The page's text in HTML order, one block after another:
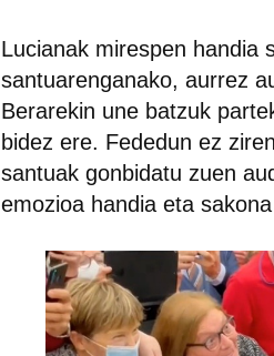
Lucianak mirespen handia
santuarenganako, aurrez
Berarekin une batzuk
bidez ere. Fededun ez
santuak gonbidatu zuen
emozioa handia eta